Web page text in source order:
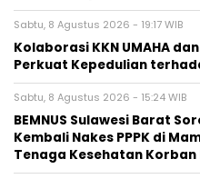
Sabtu, 8 Agustus 2026 - 19:17 WIB
Kolaborasi KKN UMAHA
Perkuat Kepedulian
Sabtu, 8 Agustus 2026 - 15:24 WIB
BEMNUS Sulawesi Barat
Kembali Nakes PPPK di
Tenaga Kesehatan